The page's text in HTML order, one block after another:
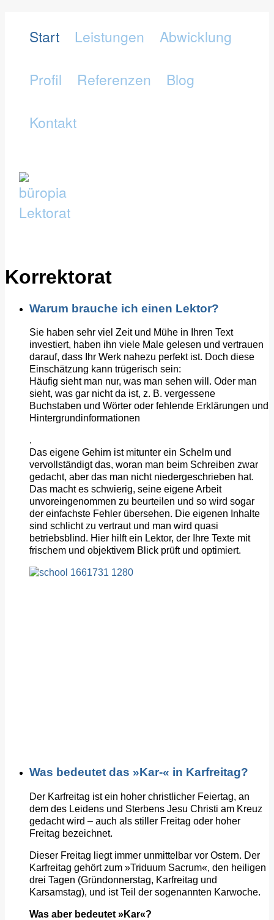
Start Leistungen Abwicklung
Profil Referenzen Blog
Kontakt
Korrektorat
Warum brauche ich einen Lektor?
Sie haben sehr viel Zeit und Mühe in Ihren Text
investiert, haben ihn viele Male gelesen und vertrauen
darauf, dass Ihr Werk nahezu perfekt ist. Doch diese
Einschätzung kann trügerisch sein:
Häufig sieht man nur, was man sehen will. Oder man
sieht, was gar nicht da ist, z. B. vergessene
Buchstaben und Wörter oder fehlende Erklärungen und
Hintergrundinformationen
.
Das eigene Gehirn ist mitunter ein Schelm und
vervollständigt das, woran man beim Schreiben zwar
gedacht, aber das man nicht niedergeschrieben hat.
Das macht es schwierig, seine eigene Arbeit
unvoreingenommen zu beurteilen und so wird sogar
der einfachste Fehler übersehen. Die eigenen Inhalte
sind schlicht zu vertraut und man wird quasi
betriebsblind. Hier hilft ein Lektor, der Ihre Texte mit
frischem und objektivem Blick prüft und optimiert.
Was bedeutet das »Kar-« in Karfreitag?
Der Karfreitag ist ein hoher christlicher Feiertag, an
dem des Leidens und Sterbens Jesu Christi am Kreuz
gedacht wird – auch als stiller Freitag oder hoher
Freitag bezeichnet.
Dieser Freitag liegt immer unmittelbar vor Ostern. Der
Karfreitag gehört zum »Triduum Sacrum«, den heiligen
drei Tagen (Gründonnerstag, Karfreitag und
Karsamstag), und ist Teil der sogenannten Karwoche.
Was aber bedeutet »Kar«?